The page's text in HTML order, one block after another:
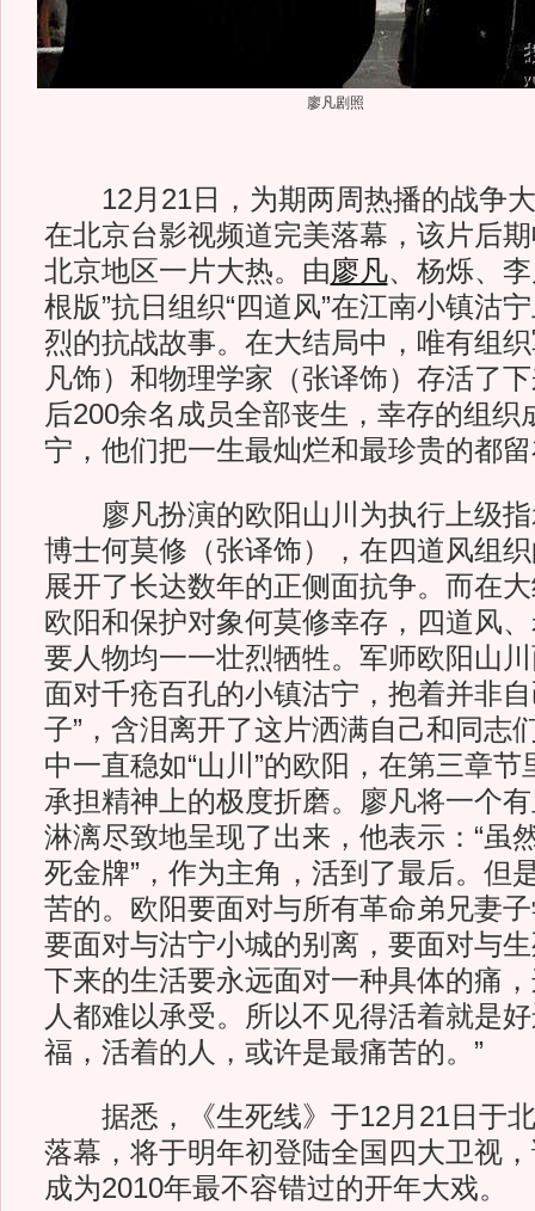
廖凡剧照
12月21日，为期两周热播的战争大
在北京台影视频道完美落幕，该片后
北京地区一片大热。由廖凡、杨烁、
根版”抗日组织“四道风”在江南小镇沽
烈的抗战故事。在大结局中，唯有组
凡饰）和物理学家（张译饰）存活了
后200余名成员全部丧生，幸存的组织
宁，他们把一生最灿烂和最珍贵的都
廖凡扮演的欧阳山川为执行上级指
博士何莫修（张译饰），在四道风组
展开了长达数年的正侧面抗争。而在
欧阳和保护对象何莫修幸存，四道风
要人物均一一壮烈牺牲。军师欧阳山
面对千疮百孔的小镇沽宁，抱着并非
子”，含泪离开了这片洒满自己和同志
中一直稳如“山川”的欧阳，在第三章
承担精神上的极度折磨。廖凡将一个
淋漓尽致地呈现了出来，他表示：“虽
死金牌”，作为主角，活到了最后。但
苦的。欧阳要面对与所有革命弟兄妻
要面对与沽宁小城的别离，要面对与
下来的生活要永远面对一种具体的痛
人都难以承受。所以不见得活着就是
福，活着的人，或许是最痛苦的。”
据悉，《生死线》于12月21日于北
落幕，将于明年初登陆全国四大卫视
成为2010年最不容错过的开年大戏。